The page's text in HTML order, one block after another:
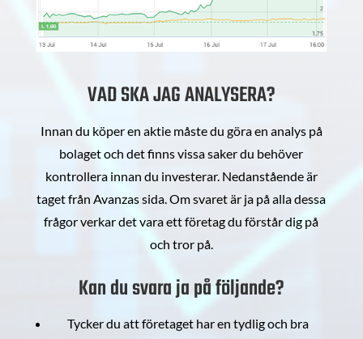
VAD SKA JAG ANALYSERA?
Innan du köper en aktie måste du göra en analys på
bolaget och det finns vissa saker du behöver
kontrollera innan du investerar. Nedanstående är
taget från Avanzas sida. Om svaret är ja på alla dessa
frågor verkar det vara ett företag du förstår dig på
och tror på.
Kan du svara ja på följande?
Tycker du att företaget har en tydlig och bra